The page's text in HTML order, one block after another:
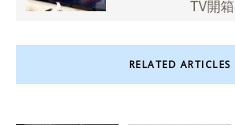
TV開箱
RELATED ARTICLES